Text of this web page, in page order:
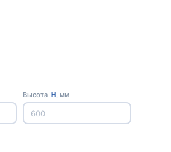
Высота H, мм